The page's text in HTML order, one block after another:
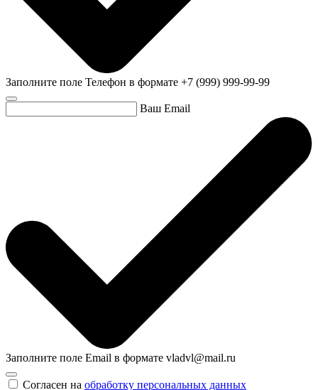
Заполните поле Телефон в формате +7 (999) 999-99-99
Ваш Email
Заполните поле Email в формате vladvl@mail.ru
Согласен на обработку персональных данных